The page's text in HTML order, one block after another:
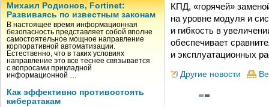
Михаил Родионов, Fortinet:
Развиваясь по известным законам
В настоящее время информационная
безопасность представляет собой вполне
самостоятельное мощное направление
корпоративной автоматизации.
Естественно, что в таких условиях
направление это все теснее связывается
с вопросами прикладной
информационной …
Как эффективно противостоять
кибератакам
КПД, «горячей»
на уровне модуля и
и гибкость в
обеспечивает
и эксплуатационных
Другие новости